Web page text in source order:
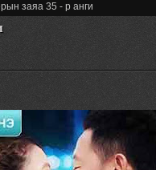
заяа 35 - р анги